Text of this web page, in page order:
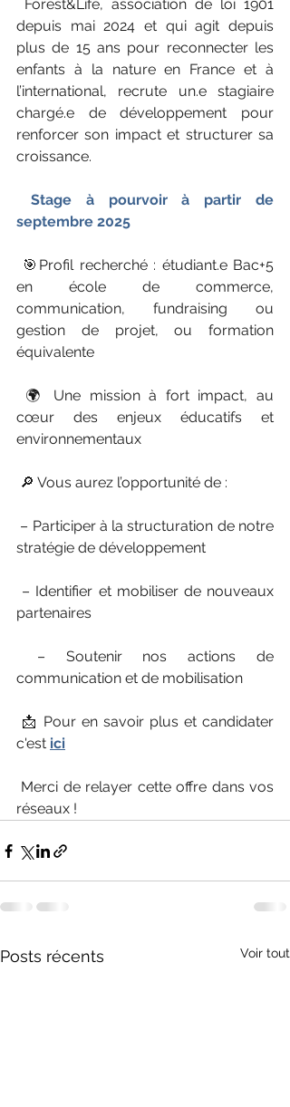
Forest&Life, association de loi 1901
depuis mai 2024 et qui agit depuis
plus de 15 ans pour reconnecter les
enfants à la nature en France et à
l’international, recrute un.e stagiaire
chargé.e de développement pour
renforcer son impact et structurer sa
croissance.
Stage à pourvoir à partir de
septembre 2025
🎯Profil recherché : étudiant.e Bac+5
en école de commerce,
communication, fundraising ou
gestion de projet, ou formation
équivalente
🌍 Une mission à fort impact, au
cœur des enjeux éducatifs et
environnementaux
🔎 Vous aurez l’opportunité de :
– Participer à la structuration de notre
stratégie de développement
– Identifier et mobiliser de nouveaux
partenaires
– Soutenir nos actions de
communication et de mobilisation
📩 Pour en savoir plus et candidater
c'est ici
Merci de relayer cette offre dans vos
réseaux !
Posts récents Voir tout